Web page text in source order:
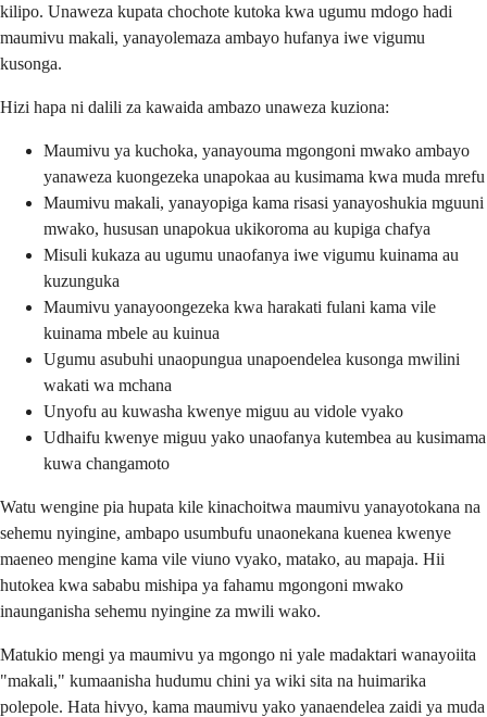
kilipo. Unaweza kupata chochote kutoka kwa ugumu mdogo hadi
maumivu makali, yanayolemaza ambayo hufanya iwe vigumu
kusonga.
Hizi hapa ni dalili za kawaida ambazo unaweza kuziona:
Maumivu ya kuchoka, yanayouma mgongoni mwako ambayo
yanaweza kuongezeka unapokaa au kusimama kwa muda mrefu
Maumivu makali, yanayopiga kama risasi yanayoshukia mguuni
mwako, hususan unapokua ukikoroma au kupiga chafya
Misuli kukaza au ugumu unaofanya iwe vigumu kuinama au
kuzunguka
Maumivu yanayoongezeka kwa harakati fulani kama vile
kuinama mbele au kuinua
Ugumu asubuhi unaopungua unapoendelea kusonga mwilini
wakati wa mchana
Unyofu au kuwasha kwenye miguu au vidole vyako
Udhaifu kwenye miguu yako unaofanya kutembea au kusimama
kuwa changamoto
Watu wengine pia hupata kile kinachoitwa maumivu yanayotokana na
sehemu nyingine, ambapo usumbufu unaonekana kuenea kwenye
maeneo mengine kama vile viuno vyako, matako, au mapaja. Hii
hutokea kwa sababu mishipa ya fahamu mgongoni mwako
inaunganisha sehemu nyingine za mwili wako.
Matukio mengi ya maumivu ya mgongo ni yale madaktari wanayoiita
"makali," kumaanisha hudumu chini ya wiki sita na huimarika
polepole. Hata hivyo, kama maumivu yako yanaendelea zaidi ya muda